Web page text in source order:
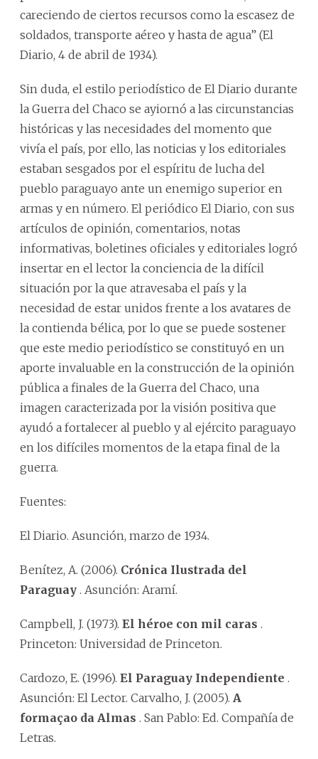
careciendo de ciertos recursos como la escasez de
soldados, transporte aéreo y hasta de agua” (El
Diario, 4 de abril de 1934).
Sin duda, el estilo periodístico de El Diario durante
la Guerra del Chaco se ayiornó a las circunstancias
históricas y las necesidades del momento que
vivía el país, por ello, las noticias y los editoriales
estaban sesgados por el espíritu de lucha del
pueblo paraguayo ante un enemigo superior en
armas y en número. El periódico El Diario, con sus
artículos de opinión, comentarios, notas
informativas, boletines oficiales y editoriales logró
insertar en el lector la conciencia de la difícil
situación por la que atravesaba el país y la
necesidad de estar unidos frente a los avatares de
la contienda bélica, por lo que se puede sostener
que este medio periodístico se constituyó en un
aporte invaluable en la construcción de la opinión
pública a finales de la Guerra del Chaco, una
imagen caracterizada por la visión positiva que
ayudó a fortalecer al pueblo y al ejército paraguayo
en los difíciles momentos de la etapa final de la
guerra.
Fuentes:
El Diario. Asunción, marzo de 1934.
Benítez, A. (2006). Crónica Ilustrada del
Paraguay . Asunción: Aramí.
Campbell, J. (1973). El héroe con mil caras .
Princeton: Universidad de Princeton.
Cardozo, E. (1996). El Paraguay Independiente .
Asunción: El Lector. Carvalho, J. (2005). A
formaçao da Almas . San Pablo: Ed. Compañía de
Letras.